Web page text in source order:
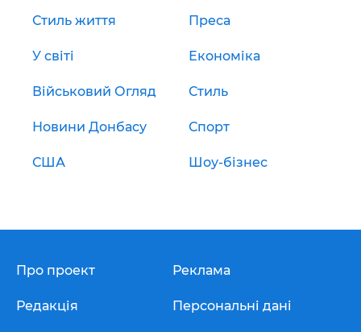
Стиль життя Преса
У світі Економіка
Військовий Огляд Стиль
Новини Донбасу Спорт
США Шоу-бізнес
Про проект
Редакція
Реклама
Персональні дані